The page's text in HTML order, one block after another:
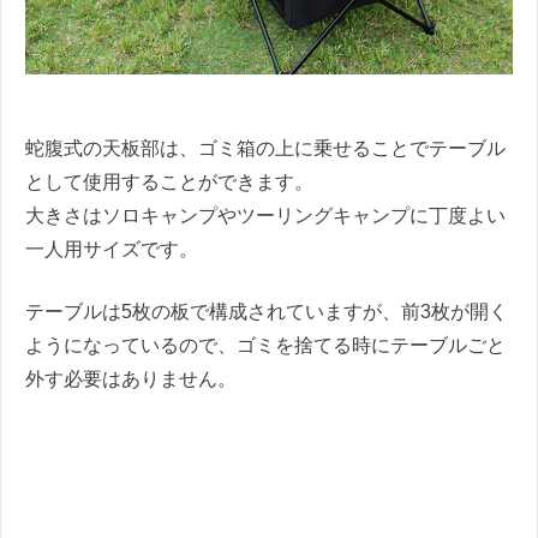
蛇腹式の天板部は、ゴミ箱の上に乗せることでテーブル
として使用することができます。
大きさはソロキャンプやツーリングキャンプに丁度よい
一人用サイズです。
テーブルは5枚の板で構成されていますが、前3枚が開く
ようになっているので、ゴミを捨てる時にテーブルごと
外す必要はありません。